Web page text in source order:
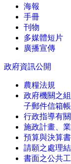
海報
手冊
刊物
多媒體短片
廣播宣傳
政府資訊公開
農糧法規
政府機關之
子郵件信箱
行政指導有
施政計畫、
預算與決算書
請願之處理
書面之公共